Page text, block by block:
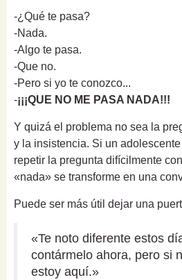
-¿Qué te pasa?
-Nada.
-Algo te pasa.
-Que no.
-Pero si yo te conozco...
-¡¡¡QUE NO ME PASA NADA!!!
Y quizá el problema no sea la
y la insistencia. Si un
repetir la pregunta difícilmente
«nada» se transforme en una
Puede ser más útil dejar una
«Te noto diferente estos
contármelo ahora, pero si
estoy aquí.»